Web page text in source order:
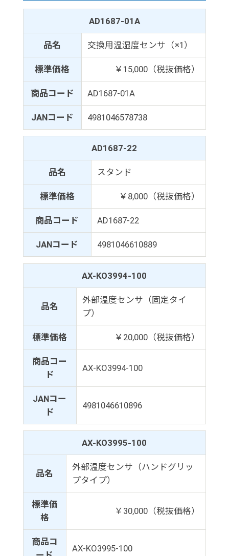
AD1687-01A
品名 交換用温湿度センサ（※1）
標準価格 ￥15,000（税抜価格）
商品コード AD1687-01A
JANコード 4981046578738
AD1687-22
品名 スタンド
標準価格 ￥8,000（税抜価格）
商品コード AD1687-22
JANコード 4981046610889
AX-KO3994-100
品名
外部温度センサ（固定タイ
プ）
標準価格 ￥20,000（税抜価格）
商品コー
ド
AX-KO3994-100
JANコー
ド
4981046610896
AX-KO3995-100
品名
外部温度センサ（ハンドグリッ
プタイプ）
標準価
格
￥30,000（税抜価格）
商品コ
AX-KO3995-100